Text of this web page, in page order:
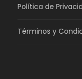
Política de
Términos y